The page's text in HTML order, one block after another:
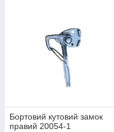
Бортовий кутовий замок
правий 20054-1